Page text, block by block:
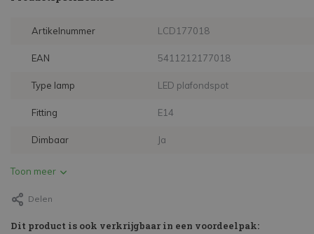
Artikelnummer LCD177018
EAN 5411212177018
Type lamp LED plafondspot
Fitting E14
Dimbaar Ja
Toon meer
Delen
Dit product is ook verkrijgbaar in een voordeelpak: